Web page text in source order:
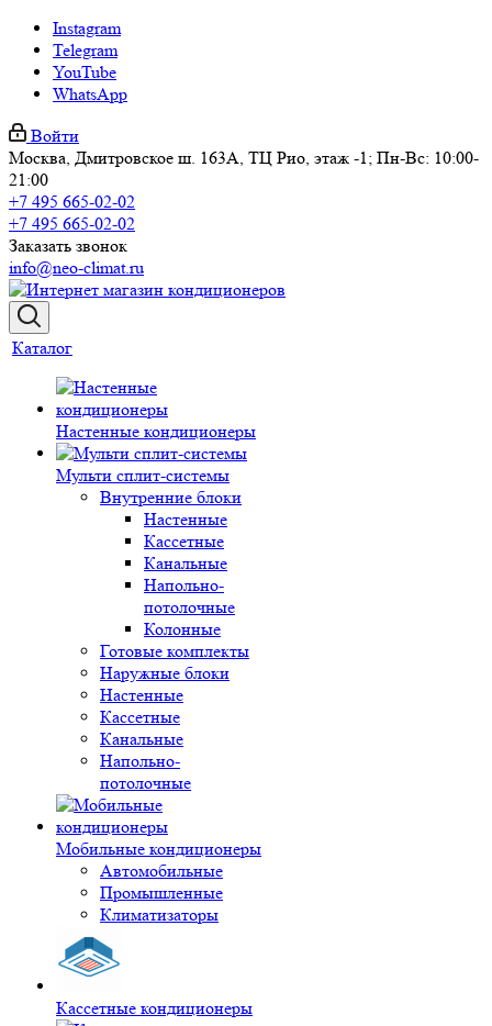
Instagram
Telegram
YouTube
WhatsApp
Войти
Москва, Дмитровское ш. 163А, ТЦ Рио, этаж -1; Пн-Вс: 10:00-
21:00
+7 495 665-02-02
+7 495 665-02-02
Заказать звонок
info@neo-climat.ru
Каталог
Настенные кондиционеры
Мульти сплит-системы
Внутренние блоки
Настенные
Кассетные
Канальные
Напольно-
потолочные
Колонные
Готовые комплекты
Наружные блоки
Настенные
Кассетные
Канальные
Напольно-
потолочные
Мобильные кондиционеры
Автомобильные
Промышленные
Климатизаторы
Кассетные кондиционеры